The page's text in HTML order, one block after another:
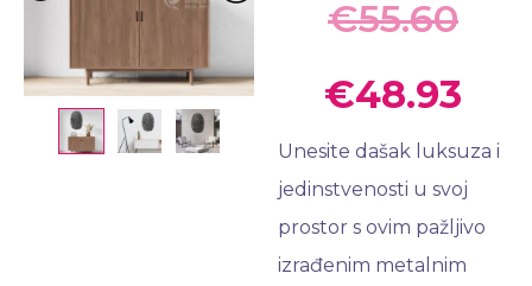
€55.60
€48.93
Unesite dašak luksuza i
jedinstvenosti u svoj
prostor s ovim pažljivo
izrađenim metalnim